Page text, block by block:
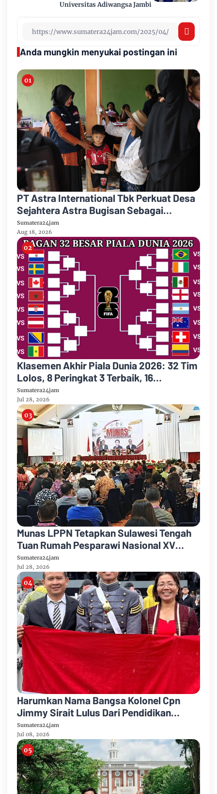
Universitas Adiwangsa Jambi
Anda mungkin menyukai postingan ini
PT Astra International Tbk Perkuat Desa
Sejahtera Astra Bugisan Sebagai
Destinasi Wisata Candi Plaosan Berbasis
Budaya
Sumatera24jam
Aug 18, 2026
Klasemen Akhir Piala Dunia 2026: 32 Tim
Lolos, 8 Peringkat 3 Terbaik, 16
Tersingkir, Top Skor Messi
Sumatera24jam
Jul 28, 2026
Munas LPPN Tetapkan Sulawesi Tengah
Tuan Rumah Pesparawi Nasional XV
Tahun 2029
Sumatera24jam
Jul 28, 2026
Harumkan Nama Bangsa Kolonel Cpn
Jimmy Sirait Lulus Dari Pendidikan
Militer Elite Amerika Serikat
Sumatera24jam
Jul 08, 2026